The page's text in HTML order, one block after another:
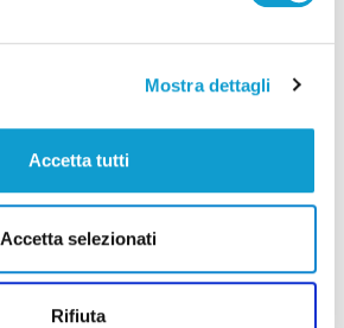
Mostra dettagli
Accetta tutti
Accetta selezionati
Rifiuta